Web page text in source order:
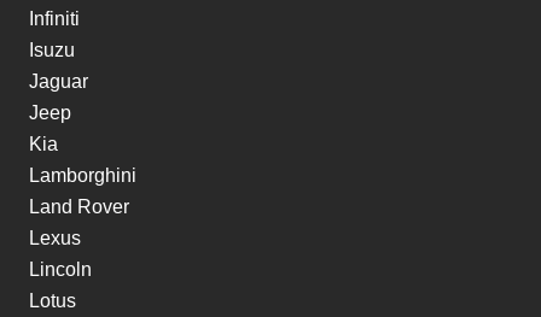
Infiniti
Isuzu
Jaguar
Jeep
Kia
Lamborghini
Land Rover
Lexus
Lincoln
Lotus